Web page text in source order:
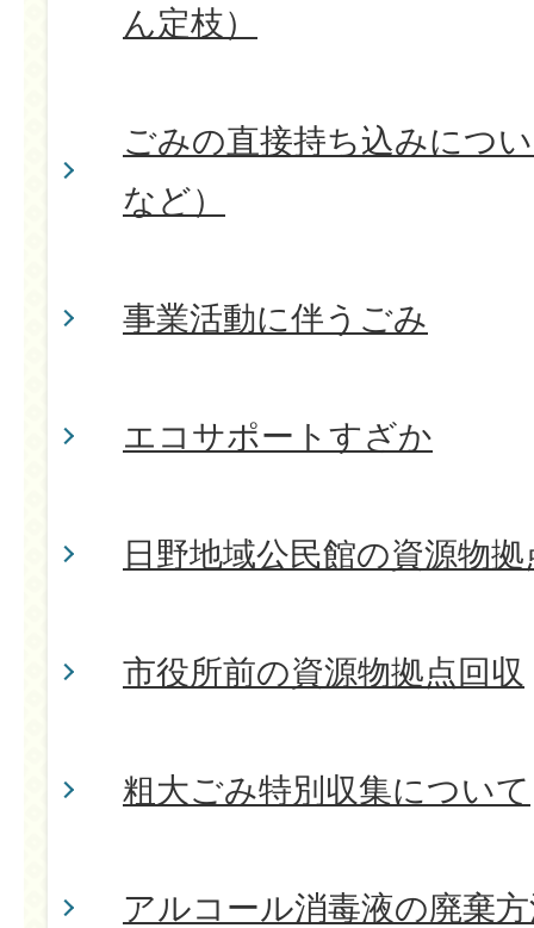
ん定枝）
ごみの直接持ち込みにつ
など）
事業活動に伴うごみ
エコサポートすざか
日野地域公民館の資源物
市役所前の資源物拠点回収
粗大ごみ特別収集について
アルコール消毒液の廃棄